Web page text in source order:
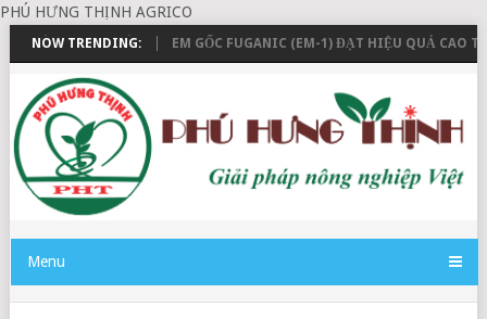
PHÚ HƯNG THỊNH AGRICO
NOW TRENDING:
VÀ THANH TOÁN EM GỐC FUGANIC (EM-1) ĐẠT HIỆU QUẢ CAO
Menu